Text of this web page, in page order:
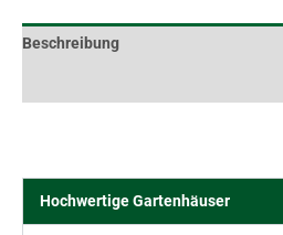
Beschreibung
Hochwertige Gartenhäuser